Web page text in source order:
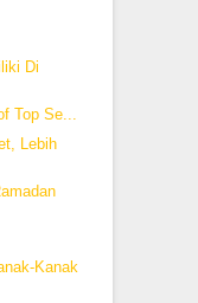
Di
Top Se...
Lebih
Kanak